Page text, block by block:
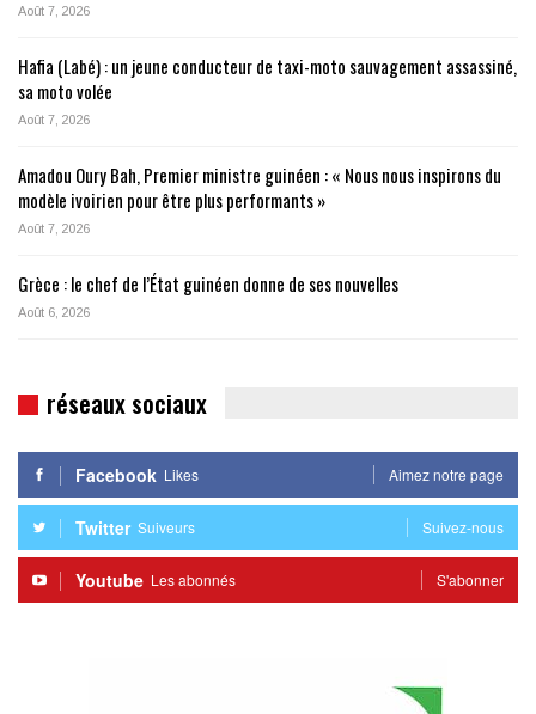
Août 7, 2026
Hafia (Labé) : un jeune conducteur de taxi-moto sauvagement assassiné,
sa moto volée
Août 7, 2026
Amadou Oury Bah, Premier ministre guinéen : « Nous nous inspirons du
modèle ivoirien pour être plus performants »
Août 7, 2026
Grèce : le chef de l’État guinéen donne de ses nouvelles
Août 6, 2026
réseaux sociaux
Facebook Likes Aimez notre page
Twitter Suiveurs Suivez-nous
Youtube Les abonnés S'abonner